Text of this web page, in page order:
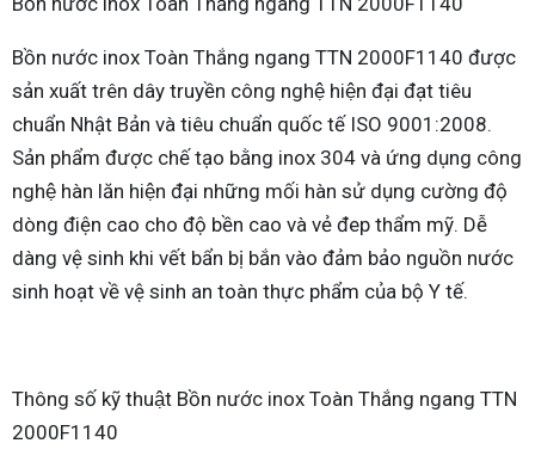
Bồn nước inox Toàn Thắng ngang TTN 2000F1140 được
sản xuất trên dây truyền công nghệ hiện đại đạt tiêu
chuẩn Nhật Bản và tiêu chuẩn quốc tế ISO 9001:2008.
Sản phẩm được chế tạo bằng inox 304 và ứng dụng công
nghệ hàn lăn hiện đại những mối hàn sử dụng cường độ
dòng điện cao cho độ bền cao và vẻ đep thẩm mỹ. Dễ
dàng vệ sinh khi vết bẩn bị bắn vào đảm bảo nguồn nước
sinh hoạt về vệ sinh an toàn thực phẩm của bộ Y tế.
Thông số kỹ thuật Bồn nước inox Toàn Thắng ngang TTN
2000F1140